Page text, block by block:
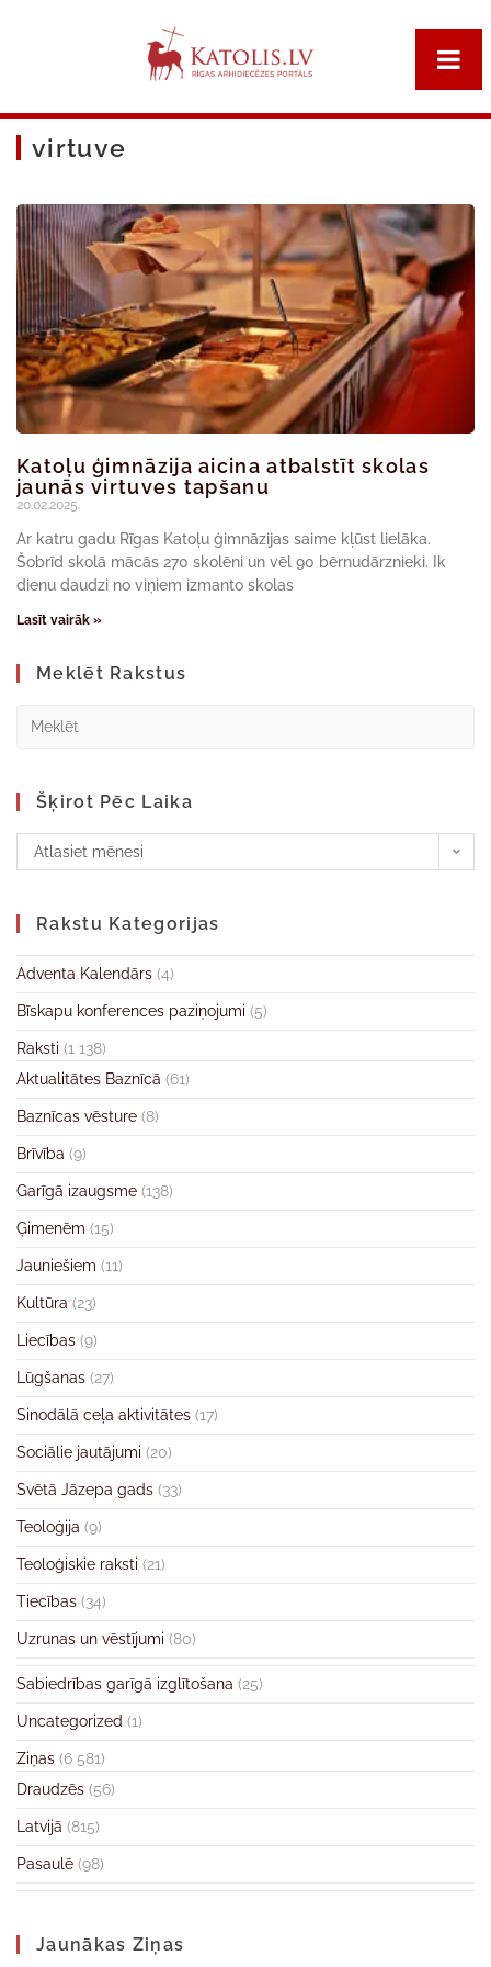
virtuve
Katoļu ģimnāzija aicina atbalstīt skolas
jaunās virtuves tapšanu
20.02.2025.
Ar katru gadu Rīgas Katoļu ģimnāzijas saime kļūst lielāka.
Šobrīd skolā mācās 270 skolēni un vēl 90 bērnudārznieki. Ik
dienu daudzi no viņiem izmanto skolas
Lasīt vairāk »
Meklēt Rakstus
Šķirot Pēc Laika
Atlasiet mēnesi
Rakstu Kategorijas
Adventa Kalendārs (4)
Bīskapu konferences paziņojumi (5)
Raksti (1 138)
Aktualitātes Baznīcā (61)
Baznīcas vēsture (8)
Brīvība (9)
Garīgā izaugsme (138)
Ģimenēm (15)
Jauniešiem (11)
Kultūra (23)
Liecības (9)
Lūgšanas (27)
Sinodālā ceļa aktivitātes (17)
Sociālie jautājumi (20)
Svētā Jāzepa gads (33)
Teoloģija (9)
Teoloģiskie raksti (21)
Tiecības (34)
Uzrunas un vēstījumi (80)
Sabiedrības garīgā izglītošana (25)
Uncategorized (1)
Ziņas (6 581)
Draudzēs (56)
Latvijā (815)
Pasaulē (98)
Jaunākas Ziņas